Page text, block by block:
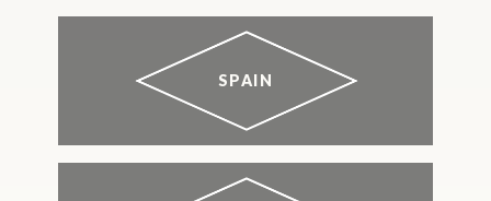
SPAIN